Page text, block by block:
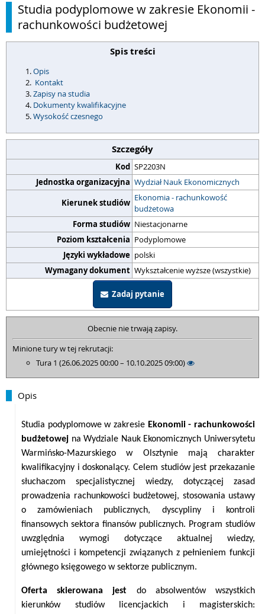
Studia podyplomowe w zakresie Ekonomii -
rachunkowości budżetowej
Spis treści
Opis
Kontakt
Zapisy na studia
Dokumenty kwalifikacyjne
Wysokość czesnego
Szczegóły
Kod SP2203N
Jednostka organizacyjna Wydział Nauk Ekonomicznych
Kierunek studiów Ekonomia - rachunkowość
budżetowa
Forma studiów Niestacjonarne
Poziom kształcenia Podyplomowe
Języki wykładowe polski
Wymagany dokument Wykształcenie wyższe (wszystkie)
Zadaj pytanie
Obecnie nie trwają zapisy.
Minione tury w tej rekrutacji:
Tura 1 (26.06.2025 00:00 – 10.10.2025 09:00)
Opis
Studia podyplomowe w zakresie Ekonomii - rachunkowości
budżetowej na Wydziale Nauk Ekonomicznych Uniwersytetu
Warmińsko-Mazurskiego w Olsztynie mają charakter
kwalifikacyjny i doskonalący. Celem studiów jest przekazanie
słuchaczom specjalistycznej wiedzy, dotyczącej zasad
prowadzenia rachunkowości budżetowej, stosowania ustawy
o zamówieniach publicznych, dyscypliny i kontroli
finansowych sektora finansów publicznych. Program studiów
uwzględnia wymogi dotyczące aktualnej wiedzy,
umiejętności i kompetencji związanych z pełnieniem funkcji
głównego księgowego w sektorze publicznym.
Oferta skierowana jest do absolwentów wszystkich
kierunków studiów licencjackich i magisterskich: